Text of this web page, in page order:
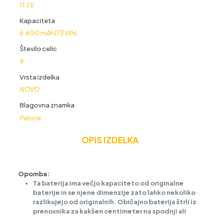
11,1 V
Kapaciteta
6.600 mAh (73 Wh)
Število celic
9
Vrsta izdelka
NOVO
Blagovna znamka
Patona
OPIS IZDELKA
Opomba:
Ta baterija ima večjo kapaciteto od originalne
baterije in se njene dimenzije zato lahko nekoliko
razlikujejo od originalnih. Običajno baterija štrli iz
prenosnika za kakšen centimeter na spodnji ali